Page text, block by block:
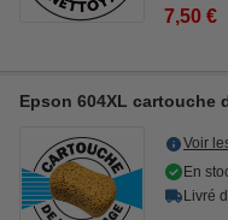
7,50 €
Epson 604XL cartouche
Voir
En
Livré